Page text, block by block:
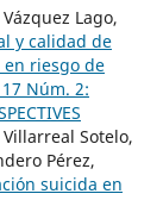
Lago,
y calidad de
riesgo de
Núm. 2:
Sotelo,
Pérez,
suicida en